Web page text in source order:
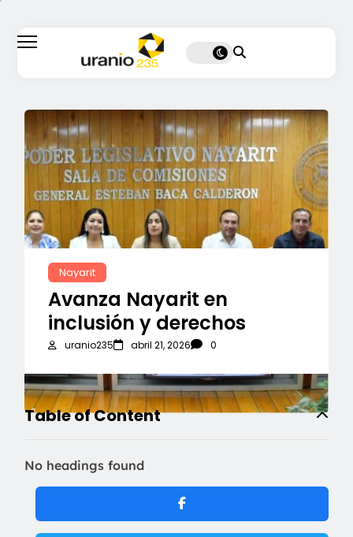
Nayarit
Avanza Nayarit en
inclusión y derechos
uranio235 abril 21, 2026 0
Table of Content
No headings found